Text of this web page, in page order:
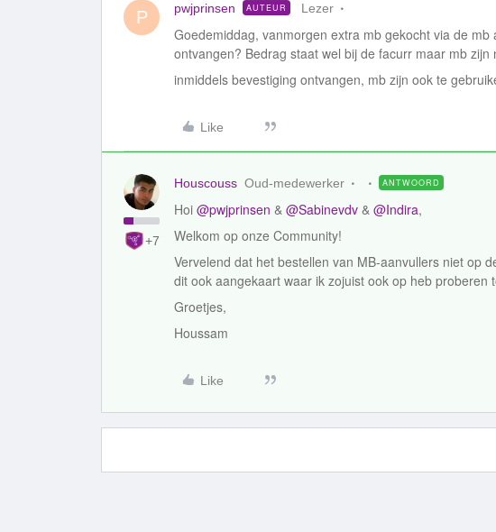
P pwjprinsen AUTEUR Lezer
Goedemiddag, vanmorgen extra mb gekocht via de
ontvangen? Bedrag staat wel bij de facurr maar mb zijn
inmiddels bevestiging ontvangen, mb zijn ook te
Like
+7
Houscouss Oud-medewerker ANTWOORD
Hoi @pwjprinsen & @Sabinevdv & @Indira,
Welkom op onze Community!
Vervelend dat het bestellen van MB-aanvullers niet op
dit ook aangekaart waar ik zojuist ook op heb proberen
Groetjes,
Houssam
Like